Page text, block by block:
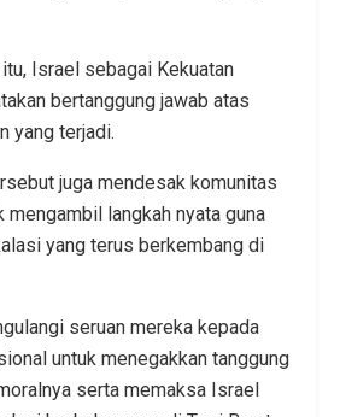
Israel sebagai Kekuatan
bertanggung jawab atas
yang terjadi.
juga mendesak komunitas
mengambil langkah nyata guna
yang terus berkembang di
seruan mereka kepada
untuk menegakkan tanggung
serta memaksa Israel